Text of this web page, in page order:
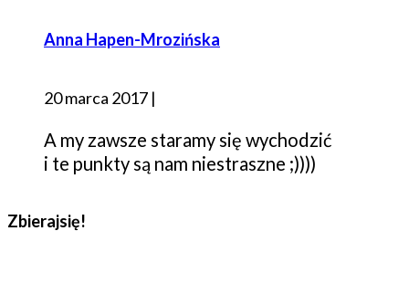
Anna Hapen-Mrozińska
20 marca 2017 |
A my zawsze staramy się wychodzić
i te punkty są nam niestraszne ;))))
Zbierajsię!